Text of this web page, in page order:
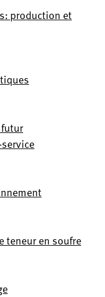
production et
teneur en soufre